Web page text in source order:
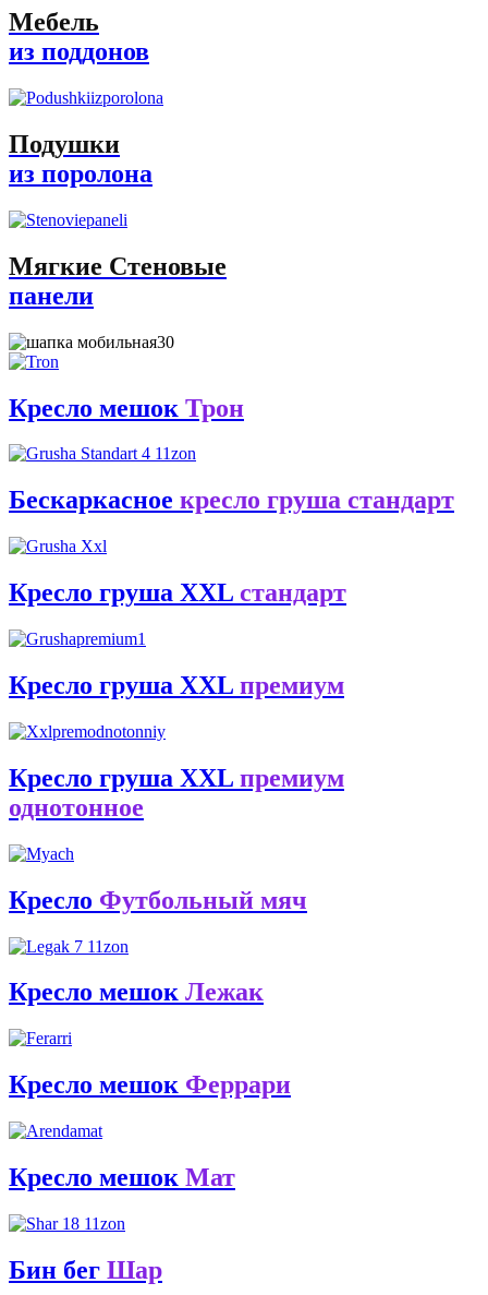
Мебель
из поддонов
Подушки
из поролона
Мягкие Стеновые
панели
Кресло мешок Трон
Бескаркасное кресло груша стандарт
Кресло груша XXL стандарт
Кресло груша XXL премиум
Кресло груша XXL премиум
однотонное
Кресло Футбольный мяч
Кресло мешок Лежак
Кресло мешок Феррари
Кресло мешок Мат
Бин бег Шар